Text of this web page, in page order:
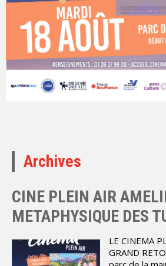
Archives
CINE PLEIN AIR
METAPHYSIQUE DES
LE CINEMA
GRAND